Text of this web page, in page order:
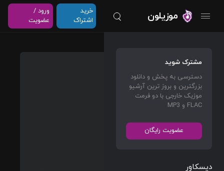
موزیلون
خرید
اشتراک
ورود /
عضویت
مشترک شوید
دسترسی به پخش و دانلود
بزرگترین و بروز ترین آرشیو
موزیک خارجی با دو فرمت
FLAC و MP3
عضویت رایگان
دیسکاور